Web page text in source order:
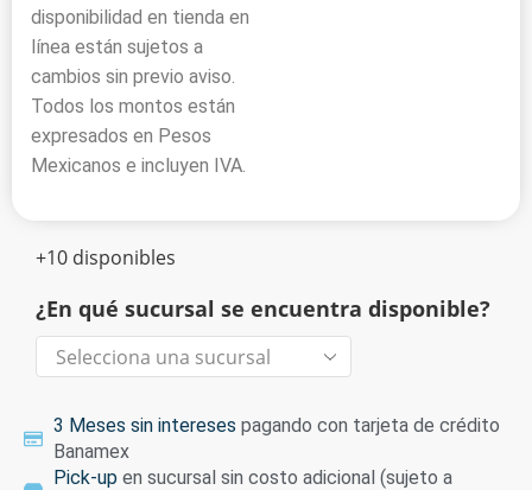
disponibilidad en tienda en
línea están sujetos a
cambios sin previo aviso.
Todos los montos están
expresados en Pesos
Mexicanos e incluyen IVA.
+10 disponibles
¿En qué sucursal se encuentra disponible?
3 Meses sin intereses pagando con tarjeta de crédito
Banamex
Pick-up en sucursal sin costo adicional (sujeto a